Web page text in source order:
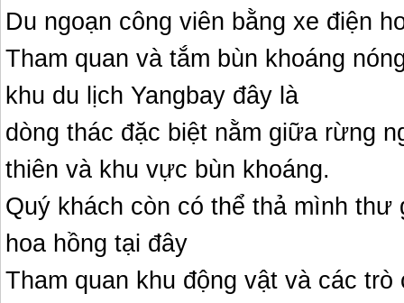
Du ngoạn công viên bằng xe điện
Tham quan và tắm bùn khoáng
khu du lịch Yangbay đây là
dòng thác đặc biệt nằm giữa rừng
thiên và khu vực bùn khoáng.
Quý khách còn có thể thả mình
hoa hồng tại đây
Tham quan khu động vật và các